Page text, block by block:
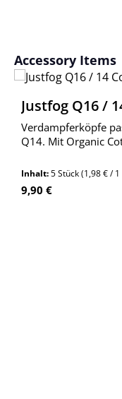
Produktgalerie
Accessory Items
Justfog Q16 /
Verdampferköpfe
Q14. Mit Organic
Inhalt:5 Stück(1,98 € / 1
Regulärer Preis:
9,90 €